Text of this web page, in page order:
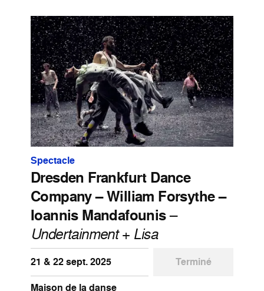
Spectacle
Dresden Frankfurt Dance
Company – William Forsythe –
Ioannis Mandafounis–
Undertainment+ Lisa
21 & 22 sept. 2025
Terminé
Maison de la danse